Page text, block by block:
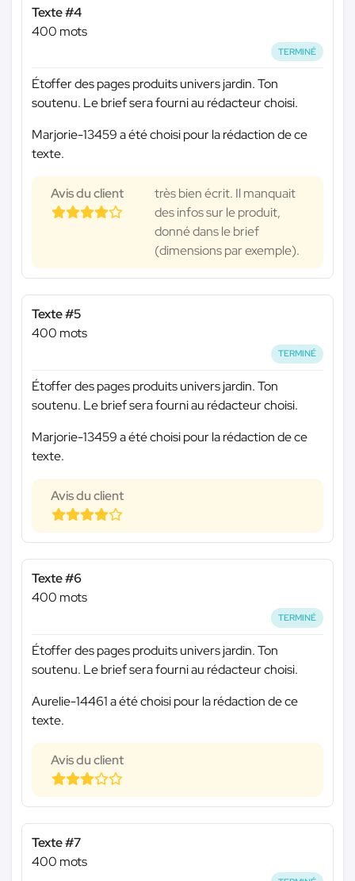
Texte #4
400 mots
TERMINÉ
Étoffer des pages produits univers jardin. Ton
soutenu. Le brief sera fourni au rédacteur choisi.
Marjorie-13459 a été choisi pour la rédaction de ce
texte.
Avis du client
très bien écrit. Il manquait
des infos sur le produit,
donné dans le brief
(dimensions par exemple).
Texte #5
400 mots
TERMINÉ
Étoffer des pages produits univers jardin. Ton
soutenu. Le brief sera fourni au rédacteur choisi.
Marjorie-13459 a été choisi pour la rédaction de ce
texte.
Avis du client
Texte #6
400 mots
TERMINÉ
Étoffer des pages produits univers jardin. Ton
soutenu. Le brief sera fourni au rédacteur choisi.
Aurelie-14461 a été choisi pour la rédaction de ce
texte.
Avis du client
Texte #7
400 mots